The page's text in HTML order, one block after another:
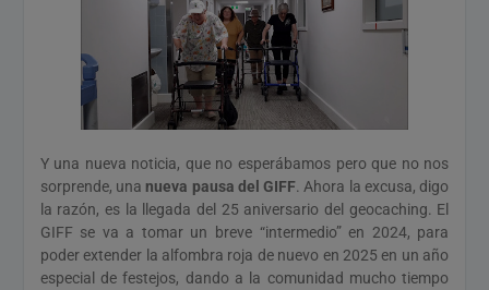
Y una nueva noticia, que no esperábamos pero que no nos
sorprende, una nueva pausa del GIFF. Ahora la excusa, digo
la razón, es la llegada del 25 aniversario del geocaching. El
GIFF se va a tomar un breve “intermedio” en 2024, para
poder extender la alfombra roja de nuevo en 2025 en un año
especial de festejos, dando a la comunidad mucho tiempo